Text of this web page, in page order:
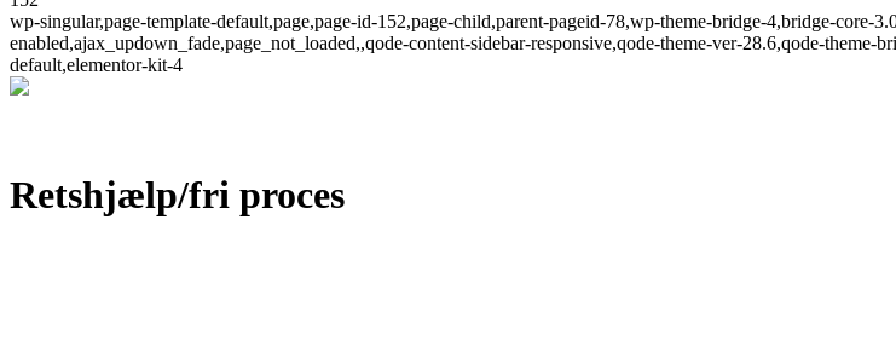
wp-singular,page-template-default,page,page-id-152,page-child,parent-pageid-78,wp-theme-bridge-4,bridge-core-
enabled,ajax_updown_fade,page_not_loaded,,qode-content-sidebar-responsive,qode-theme-ver-28.6,qode-
default,elementor-kit-4
Retshjælp/fri proces